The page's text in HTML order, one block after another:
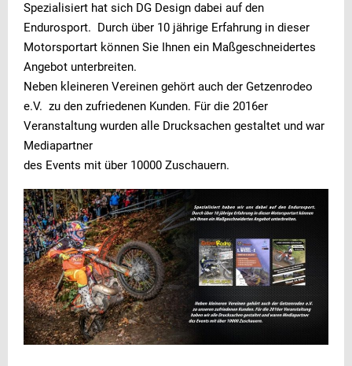
Spezialisiert hat sich DG Design dabei auf den
Endurosport. Durch über 10 jährige Erfahrung in dieser
Motorsportart können Sie Ihnen ein Maßgeschneidertes
Angebot unterbreiten.
Neben kleineren Vereinen gehört auch der Getzenrodeo
e.V. zu den zufriedenen Kunden. Für die 2016er
Veranstaltung wurden alle Drucksachen gestaltet und war
Mediapartner
des Events mit über 10000 Zuschauern.